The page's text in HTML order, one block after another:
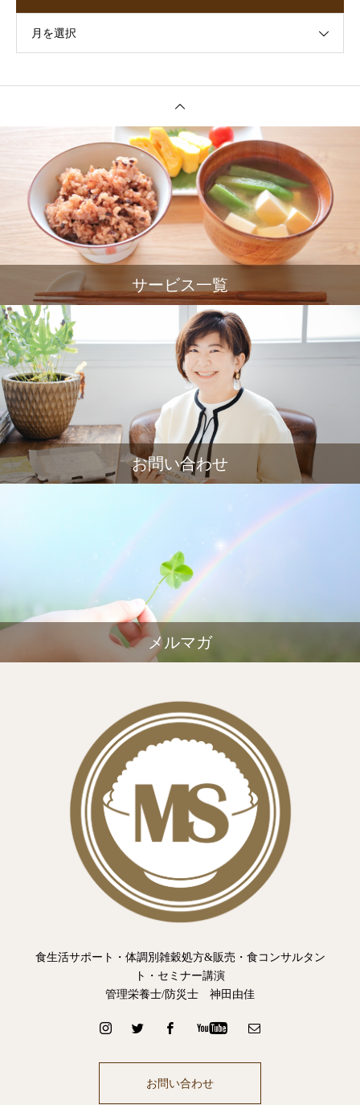
月を選択
サービス一覧
お問い合わせ
メルマガ
食生活サポート・体調別雑穀処方&販売・食コンサルタン
ト・セミナー講演
管理栄養士/防災士 神田由佳
お問い合わせ